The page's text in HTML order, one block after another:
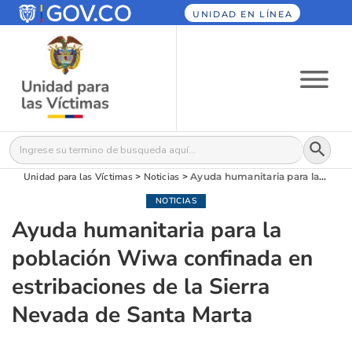
UNIDAD EN LÍNEA
Buscar: Botón
Unidad para las Víctimas> Noticias >Ayuda humanitaria para la población Wiwa confinada en estribaciones de la Sierra Nevada de Santa Marta
NOTICIAS
Ayuda humanitaria para la
población Wiwa confinada en
estribaciones de la Sierra
Nevada de Santa Marta